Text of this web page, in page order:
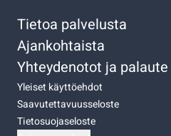
Tietoa palvelusta
Ajankohtaista
Yhteydenotot ja palaute
Yleiset käyttöehdot
Saavutettavuusseloste
Tietosuojaseloste